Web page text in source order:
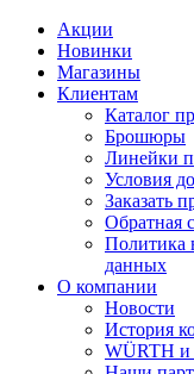
Акции
Новинки
Магазины
Клиентам
Каталог
Брошюры
Линейки
Условия
Заказать
Обратная
Политика
данных
О компании
Новости
История
WÜRTH и